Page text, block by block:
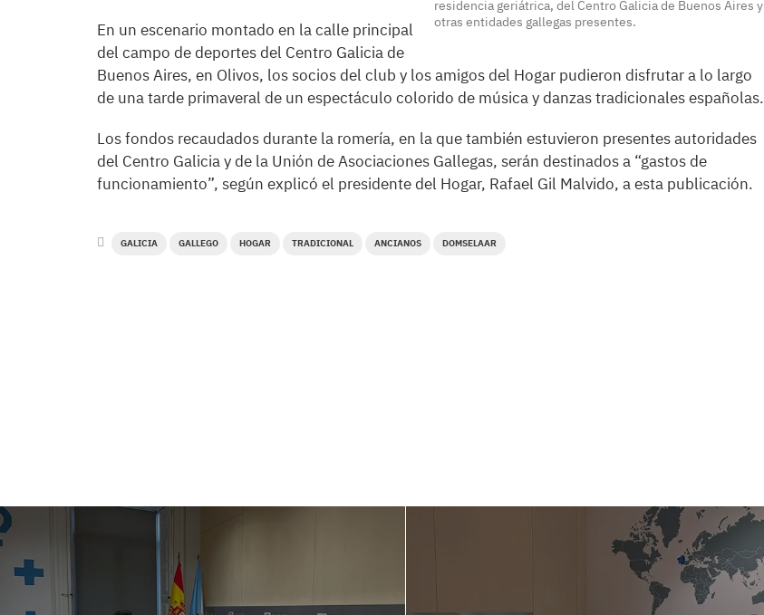
residencia geriátrica, del Centro Galicia de Buenos Aires y
otras entidades gallegas presentes.
En un escenario montado en la calle principal
del campo de deportes del Centro Galicia de
Buenos Aires, en Olivos, los socios del club y los amigos del Hogar pudieron disfrutar a lo largo
de una tarde primaveral de un espectáculo colorido de música y danzas tradicionales españolas.
Los fondos recaudados durante la romería, en la que también estuvieron presentes autoridades
del Centro Galicia y de la Unión de Asociaciones Gallegas, serán destinados a “gastos de
funcionamiento”, según explicó el presidente del Hogar, Rafael Gil Malvido, a esta publicación.
GALICIA GALLEGO HOGAR TRADICIONAL ANCIANOS DOMSELAAR